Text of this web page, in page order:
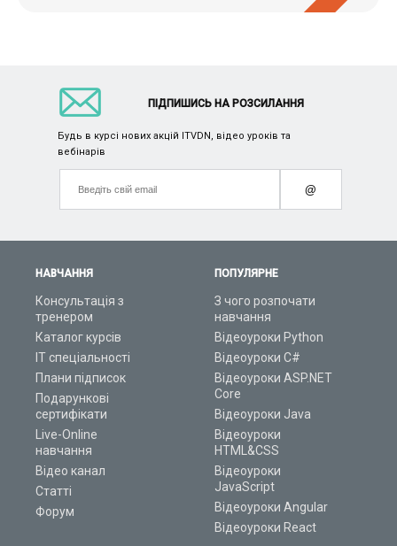
НАВЧАННЯ
Консультація з
тренером
Каталог курсів
ІТ спеціальності
Плани підписок
Подарункові
сертифікати
Live-Online
навчання
Відео канал
Статті
Форум
ПОПУЛЯРНЕ
З чого розпочати
навчання
Відеоуроки Python
Відеоуроки C#
Відеоуроки ASP.NET
Core
Відеоуроки Java
Відеоуроки
HTML&CSS
Відеоуроки
JavaScript
Відеоуроки Angular
Відеоуроки React
ПІДПИШИСЬ НА РОЗСИЛАННЯ
Будь в курсі нових акцій ITVDN, відео уроків та
вебінарів
@